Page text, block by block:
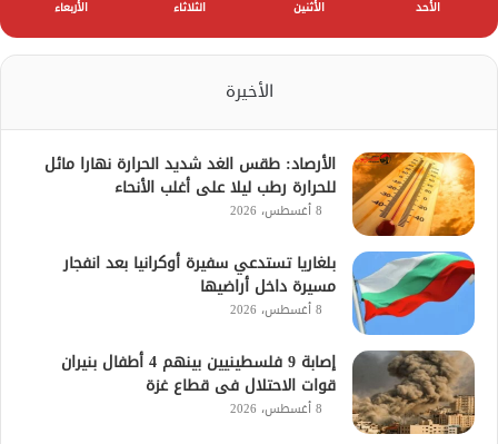
الأحد الأثنين الثلاثاء الأربعاء
الأخيرة
الأرصاد: طقس الغد شديد الحرارة نهارا مائل
للحرارة رطب ليلا على أغلب الأنحاء
8 أغسطس، 2026
بلغاريا تستدعي سفيرة أوكرانيا بعد انفجار
مسيرة داخل أراضيها
8 أغسطس، 2026
إصابة 9 فلسطينيين بينهم 4 أطفال بنيران
قوات الاحتلال فى قطاع غزة
8 أغسطس، 2026